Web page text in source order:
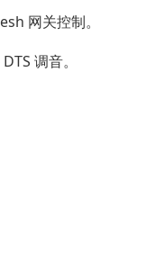
网关控制。
调音。